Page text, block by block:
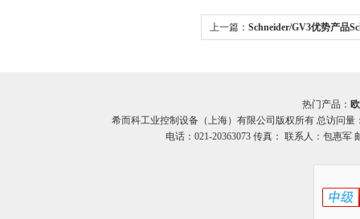
上一篇： Schneider/GV3优势产品
热门产品：
希而科工业控制设备（上海）有限公司版权所有 总访问量
电话：021-20363073 传真： 联系人：包惠军